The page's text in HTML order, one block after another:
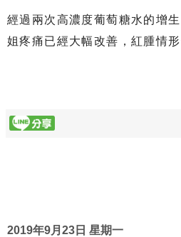
經過兩次高濃度葡萄糖水的增
姐疼痛已經大幅改善，紅腫情形
2019年9月23日 星期一